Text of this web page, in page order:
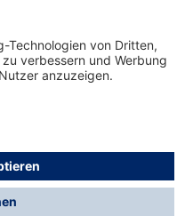
zzgl.
wenn